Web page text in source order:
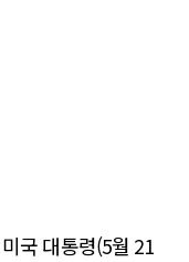
국 대통령(5월 21